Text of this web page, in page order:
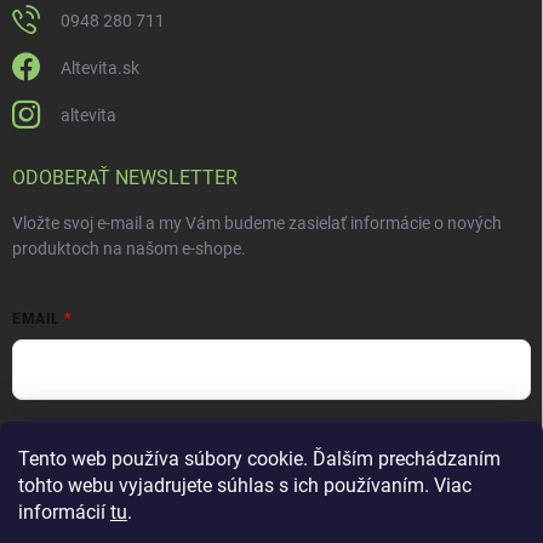
Tento web používa súbory cookie. Ďalším prechádzaním
tohto webu vyjadrujete súhlas s ich používaním. Viac
informácií tu.
0948 280 711
Altevita.sk
altevita
ODOBERAŤ NEWSLETTER
Vložte svoj e-mail a my Vám budeme zasielať informácie o nových
produktoch na našom e-shope.
EMAIL
Prihlásiť sa